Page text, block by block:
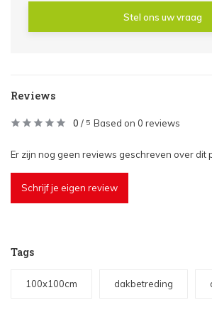
Stel ons uw vraag
Reviews
0 / 5 Based on 0 reviews
Er zijn nog geen reviews geschreven over dit
Schrijf je eigen review
Tags
100x100cm dakbetreding